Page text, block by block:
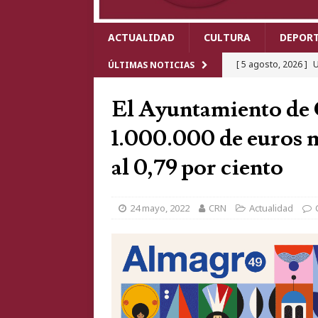
ACTUALIDAD CULTURA
ÚLTIMAS NOTICIAS [ 5 agosto, 2026 ]
[ 4 agosto, 2026 ]
meses de
[ 4 agosto, 2026 ]
[ 4 agosto, 2026 ]
[ 6 agosto, 2026 ]
Mundo 2026 y
El Ayuntamiento de
1.000.000 de euros
al 0,79 por ciento
24 mayo, 2022 CRN Actualidad